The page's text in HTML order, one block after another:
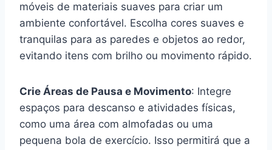
móveis de materiais suaves para criar um
ambiente confortável. Escolha cores suaves e
tranquilas para as paredes e objetos ao redor,
evitando itens com brilho ou movimento rápido.
Crie Áreas de Pausa e Movimento: Integre
espaços para descanso e atividades físicas,
como uma área com almofadas ou uma
pequena bola de exercício. Isso permitirá que a